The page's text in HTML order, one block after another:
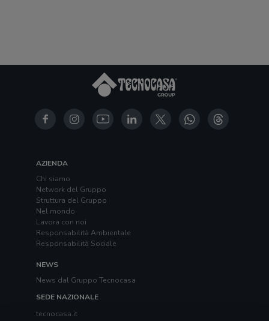
AZIENDA
Chi siamo
Network del Gruppo
Struttura del Gruppo
Nel mondo
Lavora con noi
Responsabilità Ambientale
Responsabilità Sociale
NEWS
News dal Gruppo Tecnocasa
SEDE NAZIONALE
tecnocasa.it